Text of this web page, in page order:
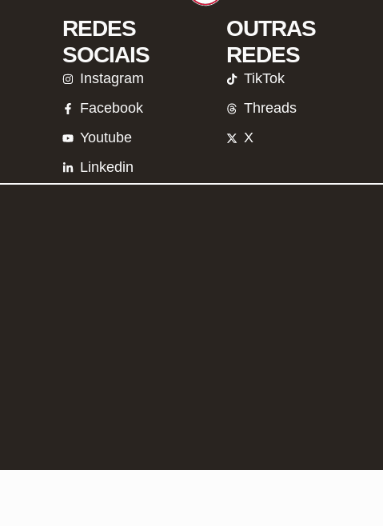
REDES
SOCIAIS
Instagram
Facebook
Youtube
Linkedin
OUTRAS
REDES
TikTok
Threads
X